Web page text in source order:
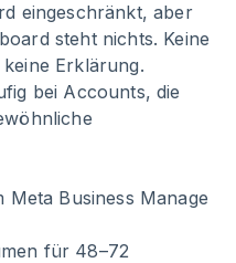
eingeschränkt, aber
steht nichts. Keine
Erklärung.
bei Accounts, die
Meta Business Manage
für 48–72